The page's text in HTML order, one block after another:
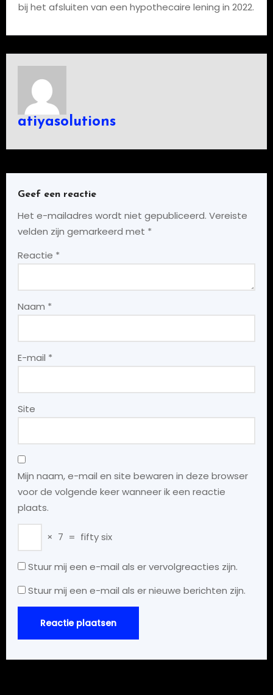
bij het afsluiten van een hypothecaire lening in 2022.
atiyasolutions
Geef een reactie
Het e-mailadres wordt niet gepubliceerd. Vereiste
velden zijn gemarkeerd met *
Reactie *
Naam *
E-mail *
Site
Mijn naam, e-mail en site bewaren in deze browser
voor de volgende keer wanneer ik een reactie
plaats.
× 7 = fifty six
Stuur mij een e-mail als er vervolgreacties zijn.
Stuur mij een e-mail als er nieuwe berichten zijn.